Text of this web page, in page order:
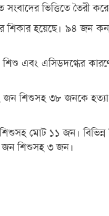
ভিত্তিতে তৈরী
হয়েছে। ৯৪ জন
এবং এসিডদগ্ধের
শিশুসহ ৩৮ জনকে হত্যা
মোট ১১ জন।
জন শিশুসহ ৩ জন।